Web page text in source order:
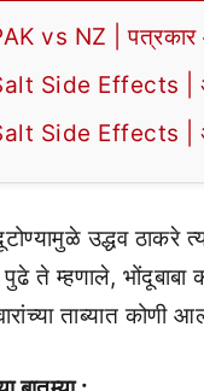
vs NZ | पत्रकार
Side Effects |
Side Effects |
उद्धव ठाकरे
ते म्हणाले,
ताब्यात कोणी